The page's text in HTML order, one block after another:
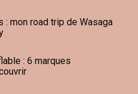
: mon road trip de Wasaga
: 6 marques